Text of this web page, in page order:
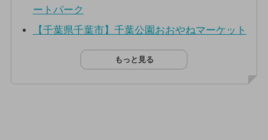
ートパーク
【千葉県千葉市】千葉公園おおやねマーケット
もっと見る